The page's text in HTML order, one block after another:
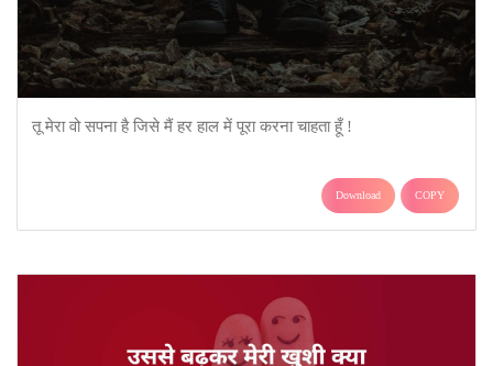
तू मेरा वो सपना है जिसे मैं हर हाल में पूरा करना चाहता हूँ !
Download COPY